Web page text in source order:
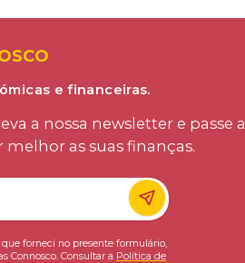
e financeiras.
a nossa newsletter e passe a
as suas finanças.
forneci no presente formulário,
Connosco. Consultar a Política de